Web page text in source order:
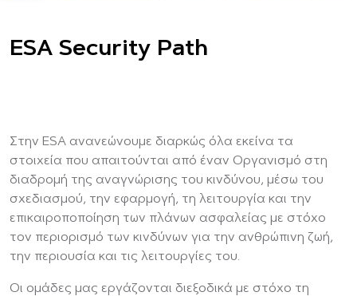
ESA Security Path
Στην ESA ανανεώνουμε διαρκώς όλα εκείνα τα
στοιχεία που απαιτούνται από έναν Οργανισμό στη
διαδρομή της αναγνώρισης του κινδύνου, μέσω του
σχεδιασμού, την εφαρμογή, τη λειτουργία και την
επικαιροποποίηση των πλάνων ασφαλείας με στόχο
τον περιορισμό των κινδύνων για την ανθρώπινη ζωή,
την περιουσία και τις λειτουργίες του.
Οι ομάδες μας εργάζονται διεξοδικά με στόχο τη